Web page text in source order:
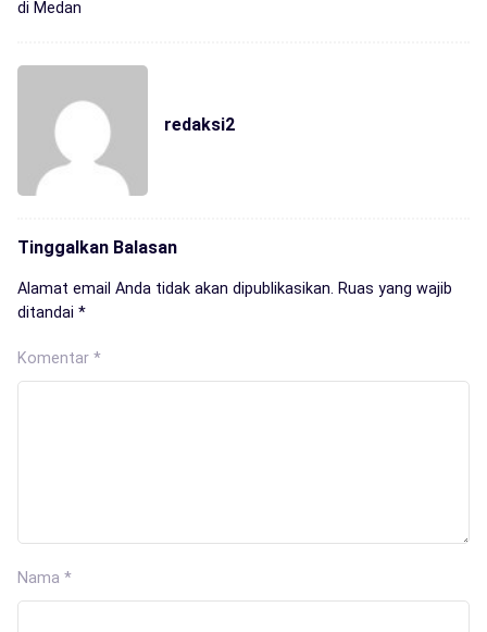
di Medan
redaksi2
Tinggalkan Balasan
Alamat email Anda tidak akan dipublikasikan. Ruas yang wajib
ditandai *
Komentar *
Nama *